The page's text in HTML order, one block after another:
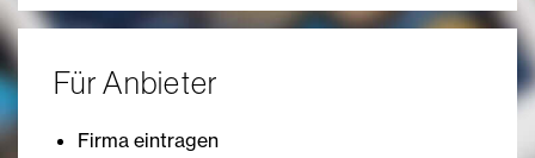
Für Anbieter
Firma eintragen